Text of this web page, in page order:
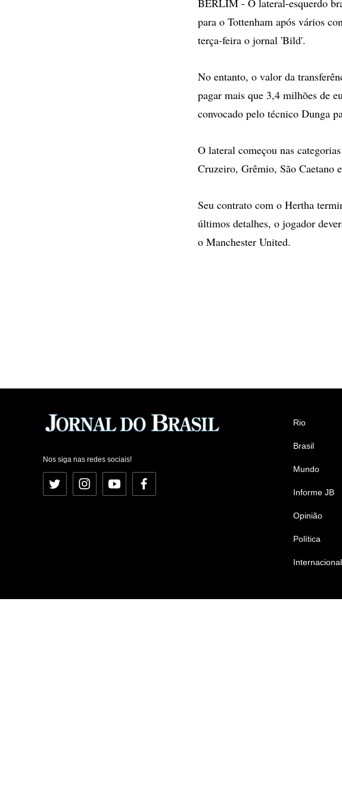
BERLIM - O lateral-esquerdo
para o Tottenham após vários
terça-feira o jornal 'Bild'.
No entanto, o valor da
pagar mais que 3,4 milhões de
convocado pelo técnico Dunga
O lateral começou nas
Cruzeiro, Grêmio, São Caetano
Seu contrato com o Hertha
últimos detalhes, o jogador
o Manchester United.
Nos siga nas redes sociais!
Twitter InstagramYouTubeFacebook
Rio
Brasil
Mundo
Informe JB
Opinião
Política
Internacional